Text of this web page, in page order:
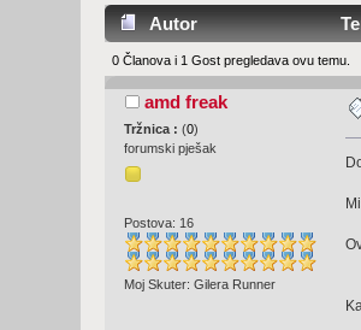
Autor
0 Članova i 1 Gost pregledava ovu temu.
amd freak
Tržnica :(0)
forumski pješak
Postova: 16
Moj Skuter: Gilera Runner